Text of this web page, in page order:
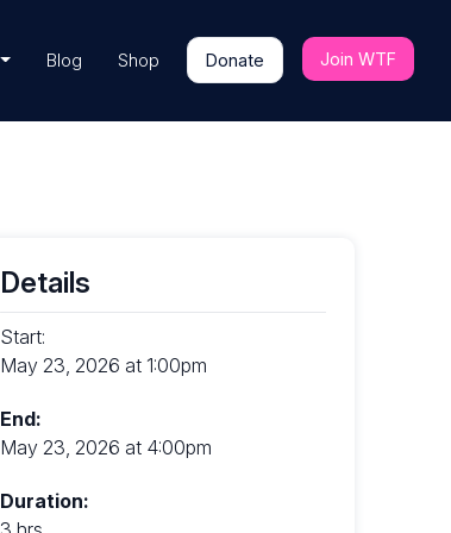
Blog Shop Donate Join WTF
Details
Start:
May 23, 2026 at 1:00pm
End:
May 23, 2026 at 4:00pm
Duration: